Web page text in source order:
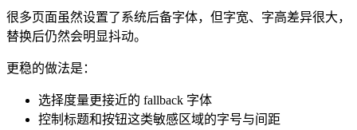
很多页面虽然设置了系统后备字体，但字宽、字高差异很大，
替换后仍然会明显抖动。
更稳的做法是：
选择度量更接近的 fallback 字体
控制标题和按钮这类敏感区域的字号与间距